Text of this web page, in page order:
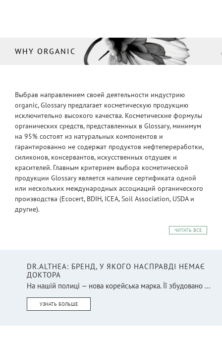
WHY ORGANIC
Выбрав направлением своей деятельности индустрию
organic, Glossary предлагает косметическую продукцию
исключительно высокого качества. Косметические формулы
органических средств, представленных в Glossary, минимум
на 95% состоят из натуральных компонентов и
гарантированно не содержат продуктов нефтепереработки,
силиконов, консервантов, искусственных отдушек и
красителей. Главным критерием выбора косметической
продукции Glossary является наличие сертификата одной
или нескольких международных ассоциаций органического
производства (Ecocert, BDIH, ICEA, Soil Association, USDA и
другие).
ЧИТАТЬ ВСЕ
DR.ALTHEA: БРЕНД, У ЯКОГО НАСПРАВДІ НЕМАЄ
ДОКТОРА
На нашій полиці — нова корейська марка. Її збудовано ...
УЗНАТЬ БОЛЬШЕ